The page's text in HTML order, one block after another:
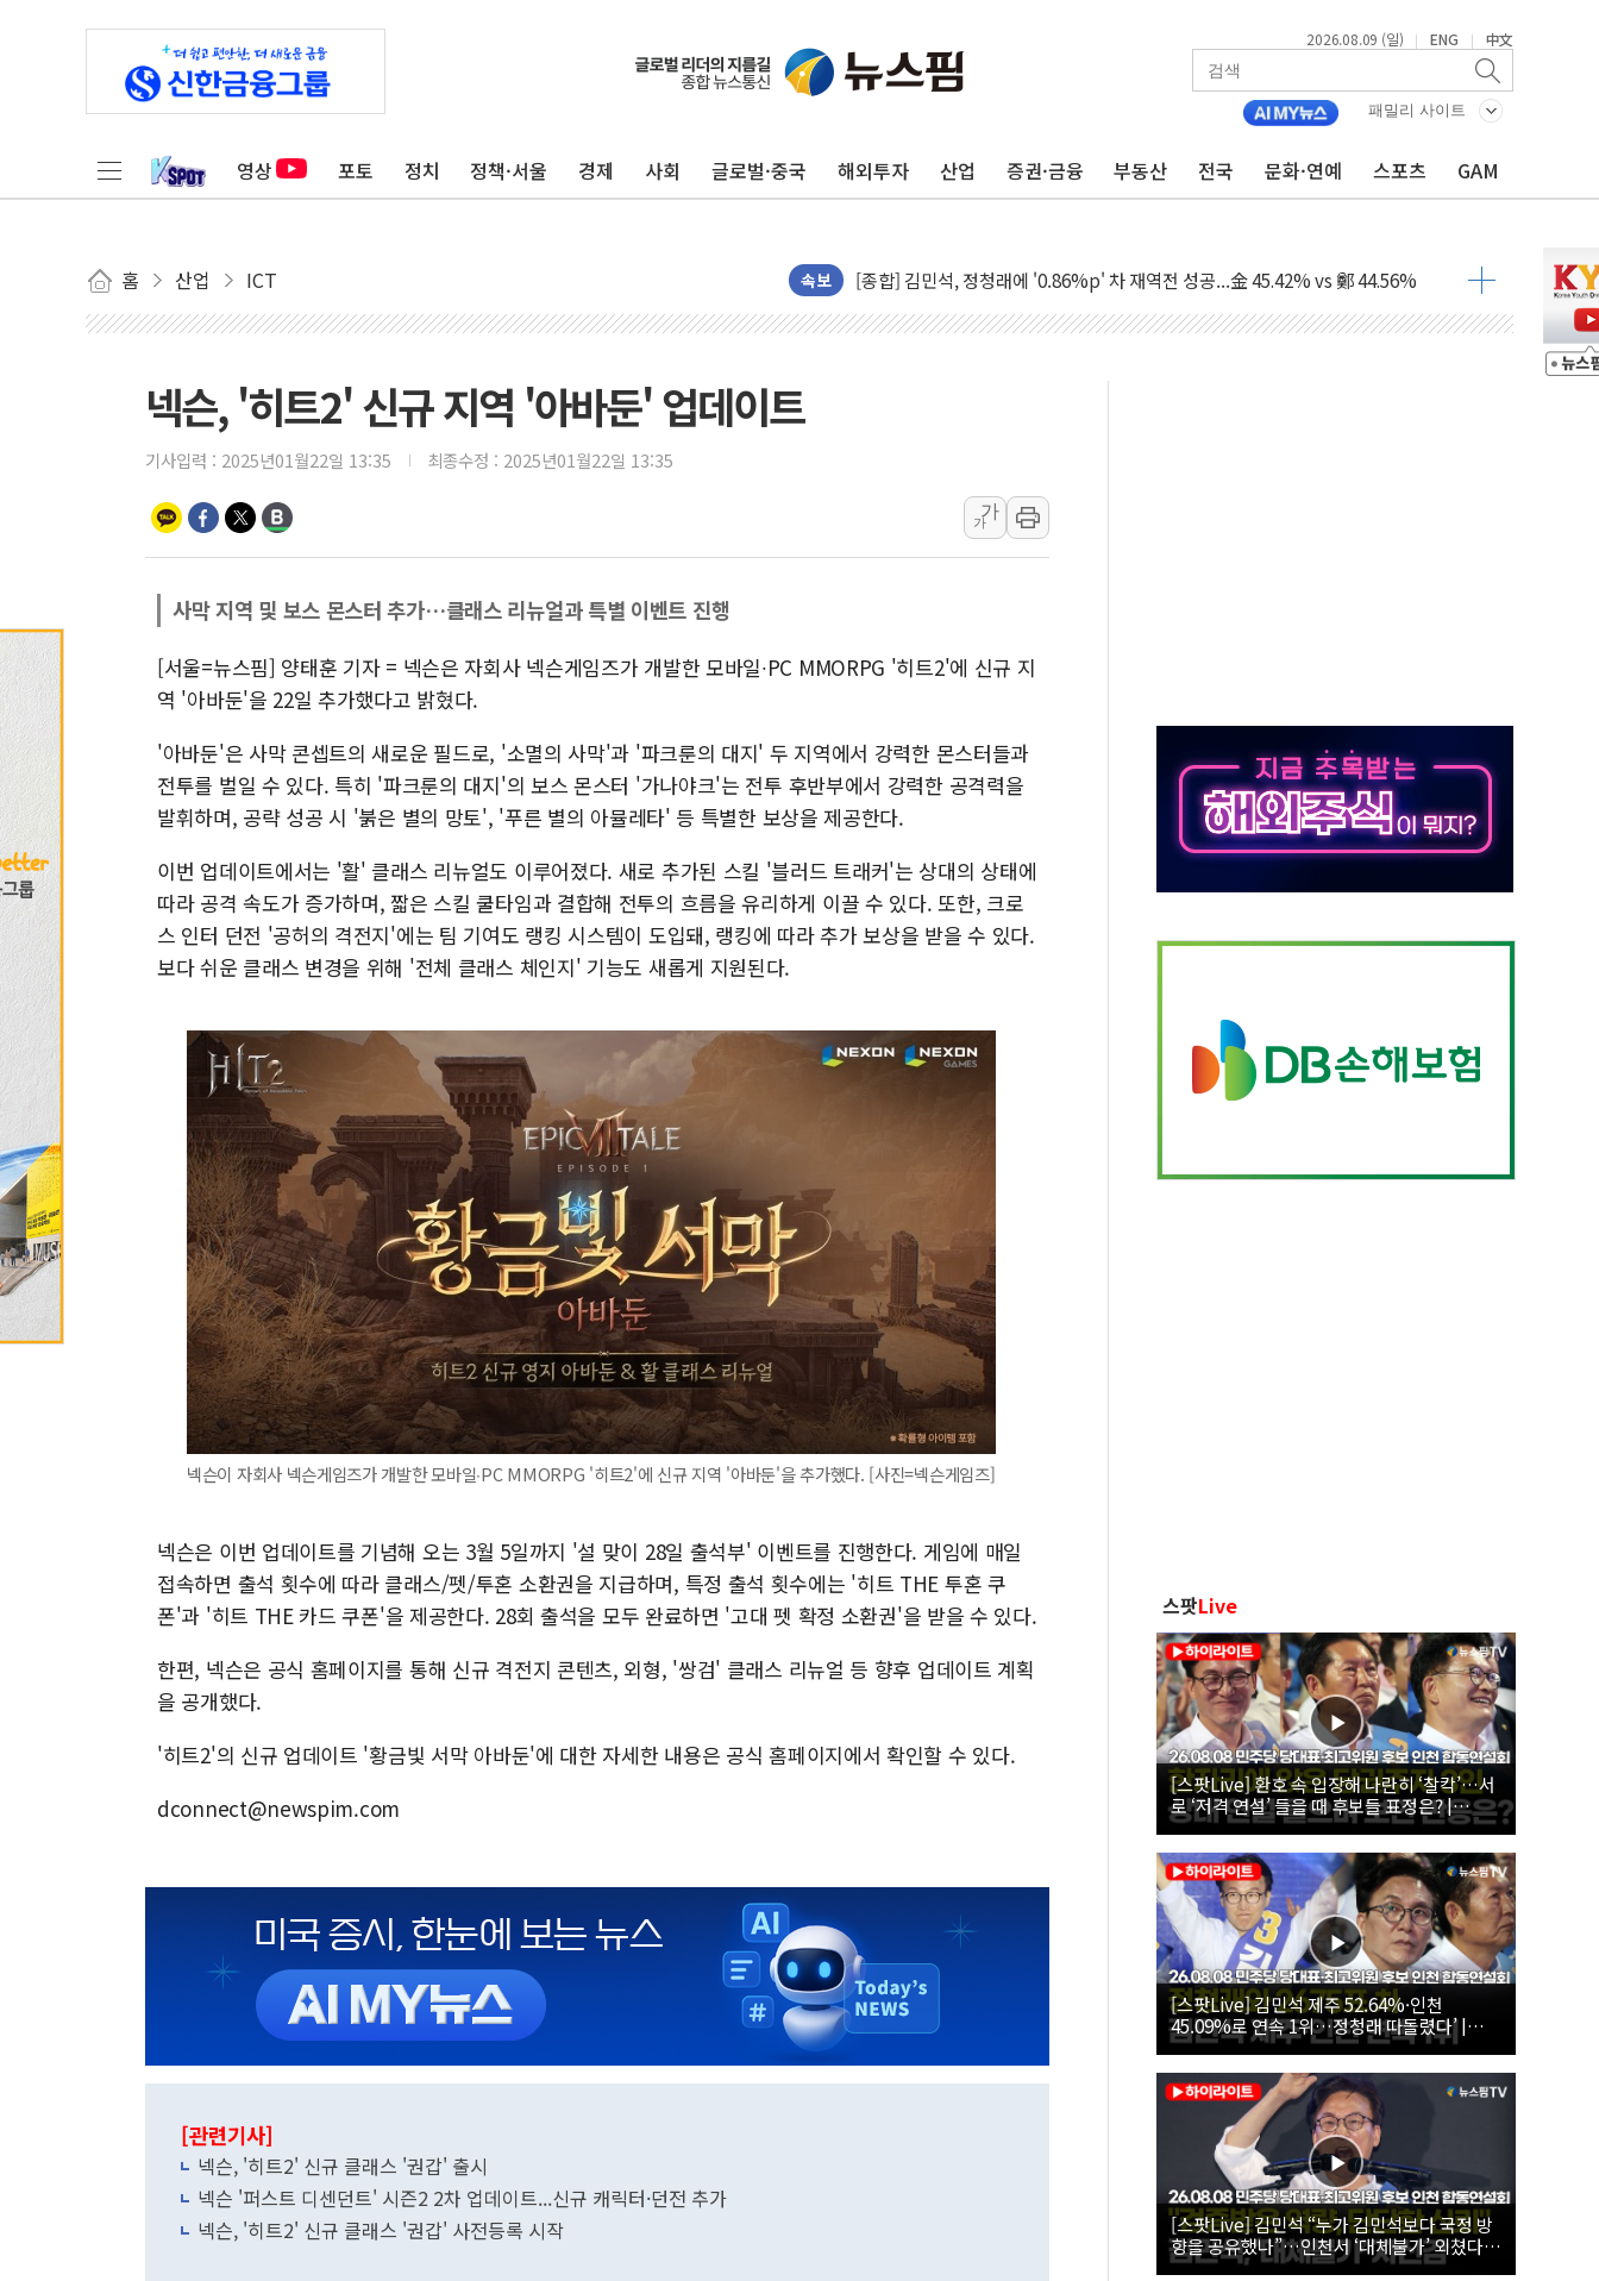
2026.08.09 (일) | ENG | 中文
패밀리 사이트
영상 포토 정치 정책·서울 경제 사회 글로벌·중국 해외투자 산업 증권·금융 부동산 전국 문화·연예 스포츠 GAM
홈 산업 ICT 속보
포항시 재난예산 40억 긴급 투입…고수온 양식장 복구·지원 '총력'
울진·영덕 '호우특보'-포항 '산사태 주의보'...경북도, 호우 피해·통제구간 없어
인천 합동연설회 나선 송영길·정청래·김민석 당대표 후보
김민석, 2주차 제주·인천 경선서 정청래에 승리...47.75% vs 42.08%
[속보] 민주, 제주·인천 경선 결과 발표...김민석 47.75% 정청래 42.08%
이번주 국내 주요 금융일정(8.10~8.14)
美, 이란전 출구전략 만지작…공습 한계·탄약 부족 현실화
강릉·동해·삼척 시간당 최대 50㎜ 폭우…강원 동해안 강한 비 이어져
李대통령 "결혼 때문에 손해 보는 일 없게"…'결혼 페널티' 22개 과제 손본다
추미애, '위안부' 피해자 기림의 날 참석..."국제적 시민 연대로 목소리 내야"
인천 선재도 갯벌서 해루질 중 실종 60대 나흘만에 숨진 채 발견
인천서 말다툼 중 어머니 흉기 살해 10대 아들 체포
'화합' 꺼낸 김민석에 '뻔뻔' 받아친 정청래…제주 연설서 신경전 고조
넥슨, '히트2' 신규 지역 '아바둔' 업데이트
기사입력 : 2025년01월22일 13:35 최종수정 : 2025년01월22일 13:35
가
가
사막 지역 및 보스 몬스터 추가…클래스 리뉴얼과 특별 이벤트 진행
[서울=뉴스핌] 양태훈 기자 = 넥슨은 자회사 넥슨게임즈가 개발한 모바일∙PC MMORPG '히트2'에 신규 지
역 '아바둔'을 22일 추가했다고 밝혔다.
'아바둔'은 사막 콘셉트의 새로운 필드로, '소멸의 사막'과 '파크룬의 대지' 두 지역에서 강력한 몬스터들과
전투를 벌일 수 있다. 특히 '파크룬의 대지'의 보스 몬스터 '가나야크'는 전투 후반부에서 강력한 공격력을
발휘하며, 공략 성공 시 '붉은 별의 망토', '푸른 별의 아뮬레타' 등 특별한 보상을 제공한다.
이번 업데이트에서는 '활' 클래스 리뉴얼도 이루어졌다. 새로 추가된 스킬 '블러드 트래커'는 상대의 상태에
따라 공격 속도가 증가하며, 짧은 스킬 쿨타임과 결합해 전투의 흐름을 유리하게 이끌 수 있다. 또한, 크로
스 인터 던전 '공허의 격전지'에는 팀 기여도 랭킹 시스템이 도입돼, 랭킹에 따라 추가 보상을 받을 수 있다.
보다 쉬운 클래스 변경을 위해 '전체 클래스 체인지' 기능도 새롭게 지원된다.
넥슨이 자회사 넥슨게임즈가 개발한 모바일∙PC MMORPG '히트2'에 신규 지역 '아바둔'을 추가했다. [사진=넥슨게임즈]
넥슨은 이번 업데이트를 기념해 오는 3월 5일까지 '설 맞이 28일 출석부' 이벤트를 진행한다. 게임에 매일
접속하면 출석 횟수에 따라 클래스/펫/투혼 소환권을 지급하며, 특정 출석 횟수에는 '히트 THE 투혼 쿠
폰'과 '히트 THE 카드 쿠폰'을 제공한다. 28회 출석을 모두 완료하면 '고대 펫 확정 소환권'을 받을 수 있다.
한편, 넥슨은 공식 홈페이지를 통해 신규 격전지 콘텐츠, 외형, '쌍검' 클래스 리뉴얼 등 향후 업데이트 계획
을 공개했다.
'히트2'의 신규 업데이트 '황금빛 서막 아바둔'에 대한 자세한 내용은 공식 홈페이지에서 확인할 수 있다.
dconnect@newspim.com
[관련기사]
넥슨, '히트2' 신규 클래스 '권갑' 출시
넥슨 '퍼스트 디센던트' 시즌2 2차 업데이트...신규 캐릭터·던전 추가
넥슨, '히트2' 신규 클래스 '권갑' 사전등록 시작
스팟Live
[스팟Live] 환호 속 입장해 나란히 ‘찰칵’…서
로 ‘저격 연설’ 들을 때 후보들 표정은? |
26.08.08 더불어민주당 당대표·최고위원 후
보 인천 합동연설회
[스팟Live] 김민석 제주 52.64%·인천
45.09%로 연속 1위…정청래 따돌렸다’ |
26.08.08 더불어민주당 당대표·최고위원 후
보 인천 합동연설회
[스팟Live] 김민석 “누가 김민석보다 국정 방
향을 공유했나”…인천서 ‘대체불가’ 외쳤다 |
26.08.08 더불어민주당 당대표·최고위원 후